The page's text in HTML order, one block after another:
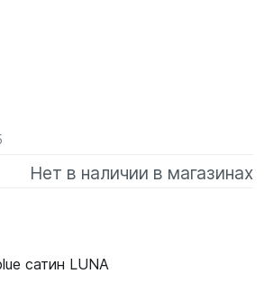
Нет в наличии в магазинах
сатин LUNA